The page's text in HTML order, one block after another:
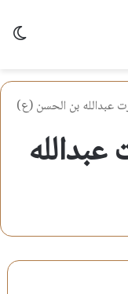
بن الحسن (ع)